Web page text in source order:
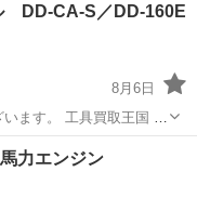
DD-CA-S／DD-160E
8月6日
取王国 新
JOG Z-ll 7.2馬力エンジン